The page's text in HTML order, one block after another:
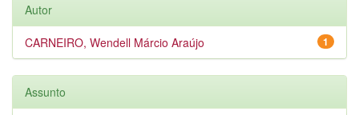
Autor
1
CARNEIRO, Wendell Márcio Araújo
Assunto